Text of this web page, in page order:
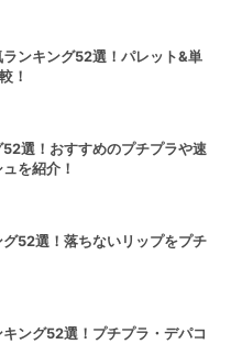
ンキング52選！パレット&単
！
選！おすすめのプチプラや速
を紹介！
52選！落ちないリップをプチ
ング52選！プチプラ・デパコ